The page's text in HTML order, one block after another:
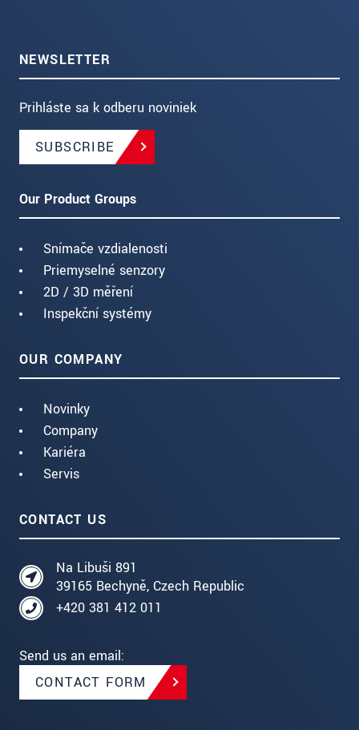
NEWSLETTER
Prihláste sa k odberu noviniek
SUBSCRIBE
Our Product Groups
Snímače vzdialenosti
Priemyselné senzory
2D / 3D měření
Inspekční systémy
OUR COMPANY
Novinky
Company
Kariéra
Servis
CONTACT US
Na Libuši 891
39165 Bechyně, Czech Republic
+420 381 412 011
Send us an email:
CONTACT FORM